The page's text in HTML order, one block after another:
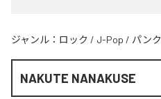
ジャンル： ロック / J-Pop / パンク
NAKUTE NANAKUSE